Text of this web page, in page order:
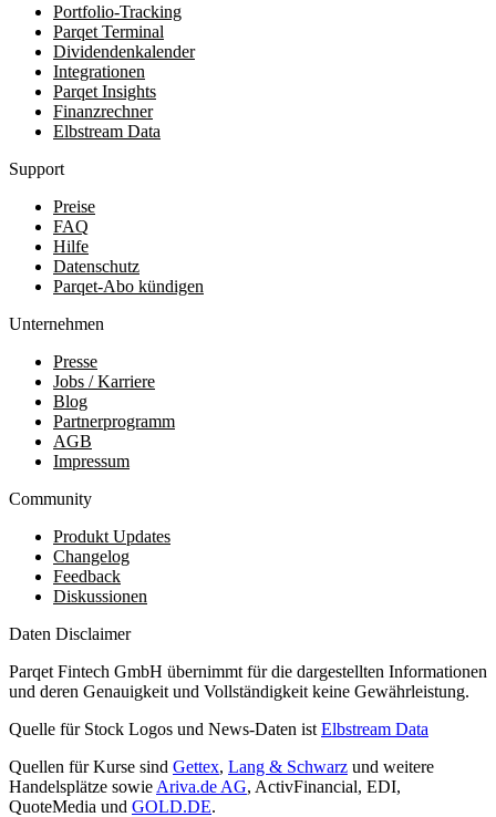
Portfolio-Tracking
Parqet Terminal
Dividendenkalender
Integrationen
Parqet Insights
Finanzrechner
Elbstream Data
Support
Preise
FAQ
Hilfe
Datenschutz
Parqet-Abo kündigen
Unternehmen
Presse
Jobs / Karriere
Blog
Partnerprogramm
AGB
Impressum
Community
Produkt Updates
Changelog
Feedback
Diskussionen
Daten Disclaimer
Parqet Fintech GmbH übernimmt für die dargestellten Informationen
und deren Genauigkeit und Vollständigkeit keine Gewährleistung.
Quelle für Stock Logos und News-Daten ist Elbstream Data
Quellen für Kurse sind Gettex, Lang & Schwarz und weitere
Handelsplätze sowie Ariva.de AG, ActivFinancial, EDI,
QuoteMedia und GOLD.DE.